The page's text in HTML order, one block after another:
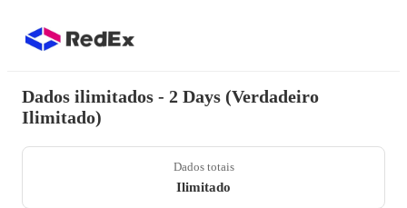
Dados ilimitados - 2 Days (Verdadeiro
Ilimitado)
Dados totais
Ilimitado